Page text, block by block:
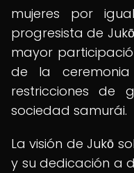
mujeres por
progresista de
mayor
de la
restricciones de
sociedad samurái.
La visión de Jukō
y su dedicación a